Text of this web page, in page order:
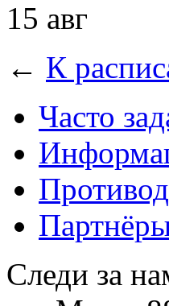
15 авг
← К
Часто
Следи за